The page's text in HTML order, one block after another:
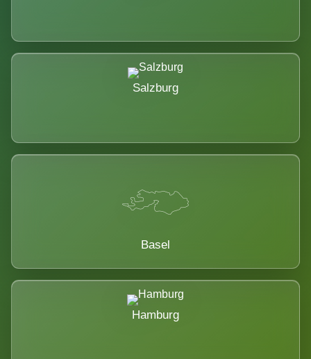
Salzburg
Basel
Hamburg